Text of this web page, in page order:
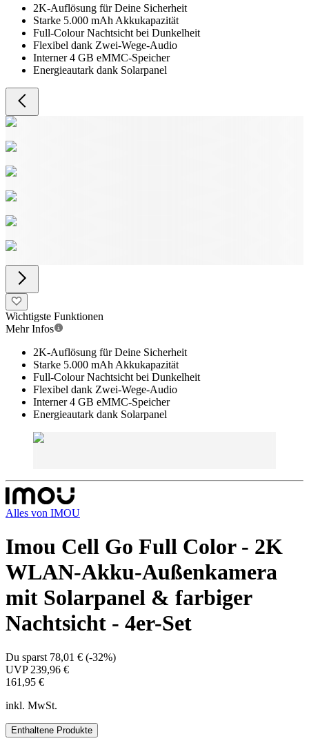
2K-Auflösung für Deine Sicherheit
Starke 5.000 mAh Akkukapazität
Full-Colour Nachtsicht bei Dunkelheit
Flexibel dank Zwei-Wege-Audio
Interner 4 GB eMMC-Speicher
Energieautark dank Solarpanel
Wichtigste Funktionen
Mehr Infos
2K-Auflösung für Deine Sicherheit
Starke 5.000 mAh Akkukapazität
Full-Colour Nachtsicht bei Dunkelheit
Flexibel dank Zwei-Wege-Audio
Interner 4 GB eMMC-Speicher
Energieautark dank Solarpanel
Alles von IMOU
Imou Cell Go Full Color - 2K
WLAN-Akku-Außenkamera
mit Solarpanel & farbiger
Nachtsicht - 4er-Set
Du sparst 78,01 € (-32%)
UVP 239,96 €
161,95 €
inkl. MwSt.
Enthaltene Produkte